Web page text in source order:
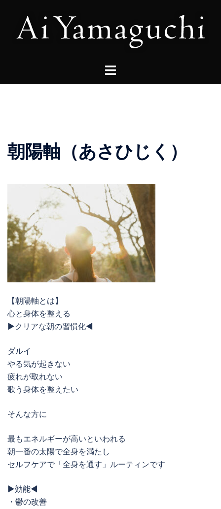
ス
朝陽軸（あさひじく）
【朝陽軸とは】
心と身体を整える
▶︎クリアな朝の習慣化◀︎
ダルイ
やる気が起きない
疲れが取れない
歌う身体を整えたい
そんな方に
最もエネルギーが高いといわれる
朝一番の太陽で全身を満たし
セルフケアで「全身を通す」ルーティンです
▶︎効能◀︎
・鬱の改善